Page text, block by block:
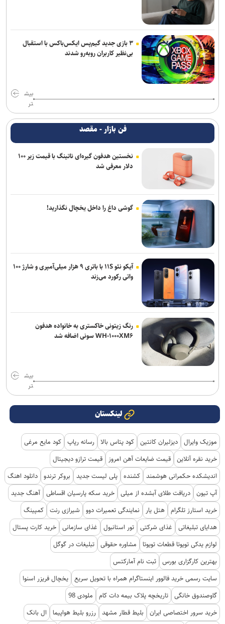
۳ بازی جدید گیم‌پس ایکس‌باکس با استقبال
بی‌نظیر کاربران روبه‌رو شدند
بیش
تر
فن بازار - مقصد
نخستین هدفون گیره‌ای ناتینگ با قیمت زیر ۱۰۰
دلار معرفی شد
گوشی داغ را داخل یخچال نگذارید!
آیکو نئو ۱۱S با باتری ۹ هزار میلی‌آمپری و شارژ ۱۰۰
واتی رکورد می‌زند
رنگ زیتونی خاکستری به خانواده هدفون
WH-۱۰۰۰XM۶ سونی اضافه شد
بیش
تر
لینکستان
موزیک وایرال دیزلیران کانتین کود پتاس بالا رسانه رپاپ کود مایع مرغی
خرید نقره آنلاین قیمت ضایعات آهن امروز
قیمت ترازو دیجیتال
اندیشکده حکمرانی هوشمند کشنده پلی لیست جدید بروکر ترندو دانلود اهنگ
آپ تیون دریافت طلای آبشده از میلی خرید سکه پارسیان اقساطی آهنگ جدید
خرید استارز تلگرام هتل یار نمایندگی تعمیرات دوو شیرازی رنت کمپینگ
هدایای تبلیغاتی
غذای شرکتی تور استانبول غذای سازمانی خرید کارت پستال
لوازم یدکی تویوتا قطعات تویوتا
مشاوره حقوقی تبلیغات در گوگل
بهترین کارگزاری بورس ثبت نام آمارکتس
سایت رسمی خرید فالوور اینستاگرام همراه با تحویل سریع یخچال فریزر اسنوا
گاوصندوق خانگی تاریخچه پلاک بیمه دات کام
ملودی 98
خرید سرور اختصاصی ایران
بلیط قطار مشهد رزرو بلیط هواپیما ال بانک